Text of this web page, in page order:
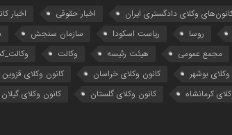
وکلای دادگستری ایران اخبار حقوقی
اخبار
روسا ریاست اسکودا سازمان سنجش
مجمع عمومی هیئت رئیسه وکالت
بوشهر کانون وکلای خراسان
کانون وکلای قزوین
کرمانشاه کانون وکلای گلستان
کانون وکلای گیلان